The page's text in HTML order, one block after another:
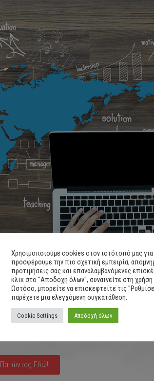
Πατώντας Εδώ!
Χρησιμοποιούμε cookies στον ιστότοπό μας για
προσφέρουμε την πιο σχετική εμπειρία,
προτιμήσεις σας και επαναλαμβανόμενες
κλικ στο "Αποδοχή όλων", συναινείτε στη
Ωστόσο, μπορείτε να επισκεφτείτε τις
παρέχετε μια ελεγχόμενη συγκατάθεση.
Cookie Settings Αποδοχή όλων